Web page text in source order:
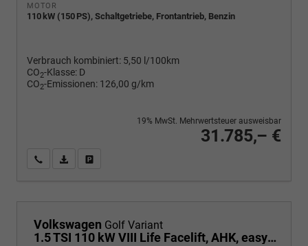
MOTOR
110 kW (150 PS), Schaltgetriebe, Frontantrieb, Benzin
Verbrauch kombiniert: 5,50 l/100km
CO2-Klasse: D
CO2-Emissionen: 126,00 g/km
31.785,– €
19% MwSt. Mehrwertsteuer ausweisbar
Wir rufen Sie anPDF-Fahrzeugexposé drucken
Volkswagen Golf Variant
1.5 TSI 110 kW VIII Life Facelift, AHK, easyOpen, Kamera, sofort